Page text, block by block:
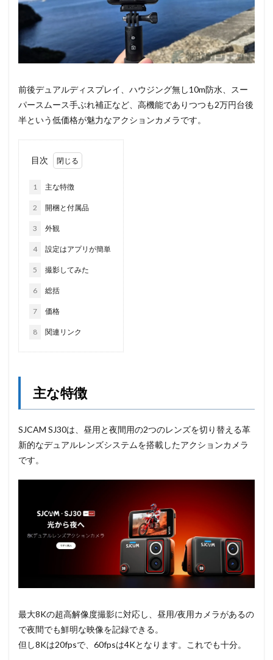
前後デュアルディスプレイ、ハウジング無し10m防水、スー
パースムース手ぶれ補正など、高機能でありつつも2万円台後
半という低価格が魅力なアクションカメラです。
目次
1 主な特徴
2 開梱と付属品
3 外観
4 設定はアプリが簡単
5 撮影してみた
6 総括
7 価格
8 関連リンク
主な特徴
SJCAM SJ30は、昼用と夜間用の2つのレンズを切り替える革
新的なデュアルレンズシステムを搭載したアクションカメラ
です。
最大8Kの超高解像度撮影に対応し、昼用/夜用カメラがあるの
で夜間でも鮮明な映像を記録できる。
但し8Kは20fpsで、60fpsは4Kとなります。これでも十分。